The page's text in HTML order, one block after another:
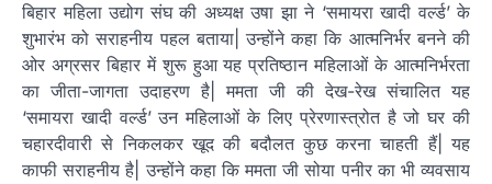
बिहार महिला उद्योग संघ की अध्यक्ष उषा झा ने ‘समायरा खादी वर्ल्ड’ के
शुभारंभ को सराहनीय पहल बताया| उन्होंने कहा कि आत्मनिर्भर बनने की
ओर अग्रसर बिहार में शुरू हुआ यह प्रतिष्ठान महिलाओं के आत्मनिर्भरता
का जीता-जागता उदाहरण है| ममता जी की देख-रेख संचालित यह
‘समायरा खादी वर्ल्ड’ उन महिलाओं के लिए प्रेरणास्त्रोत है जो घर की
चहारदीवारी से निकलकर खूद की बदौलत कुछ करना चाहती हैं| यह
काफी सराहनीय है| उन्होंने कहा कि ममता जी सोया पनीर का भी व्यवसाय